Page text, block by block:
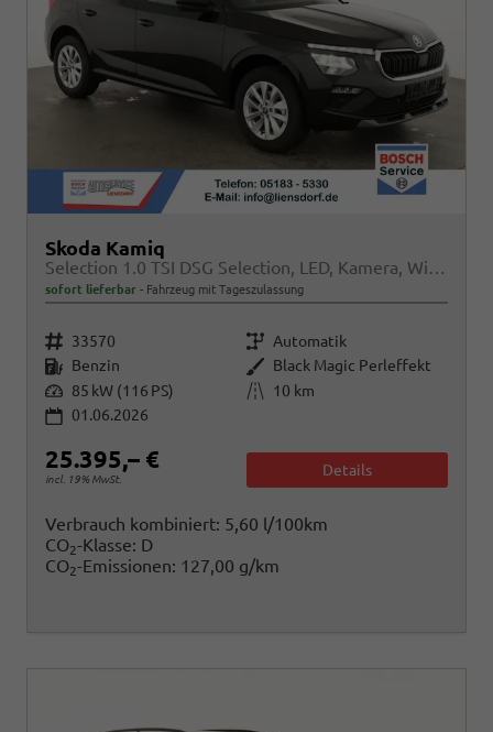
Skoda Kamiq
Selection 1.0 TSI DSG Selection, LED, Kamera, Winter, Ladeboden, 16-Zoll, 4.J-Garantie
sofort lieferbar Fahrzeug mit Tageszulassung
Fahrzeugnr. 33570 Getriebe Automatik
Kraftstoff Benzin Außenfarbe Black Magic Perleffekt
Leistung 85 kW (116 PS) Kilometerstand
10 km
01.06.2026
25.395,– €
incl. 19% MwSt.
Details
Verbrauch kombiniert: 5,60 l/100km
CO2-Klasse: D
CO2-Emissionen: 127,00 g/km